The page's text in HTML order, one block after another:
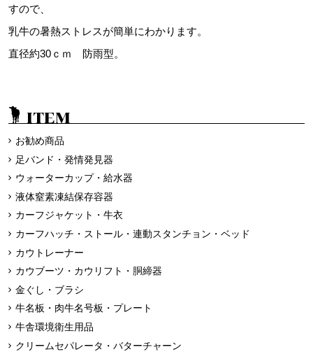
すので、
乳牛の暑熱ストレスが簡単にわかります。
直径約30ｃｍ 防雨型。
ITEM
お勧め商品
足バンド・発情発見器
ウォーターカップ・給水器
液体窒素凍結保存容器
カーフジャケット・牛衣
カーフハッチ・ストール・連動スタンチョン・ベッド
カウトレーナー
カウブーツ・カウリフト・胴締器
金ぐし・ブラシ
牛名板・肉牛名号板・プレート
牛舎環境衛生用品
クリームセパレータ・バターチャーン